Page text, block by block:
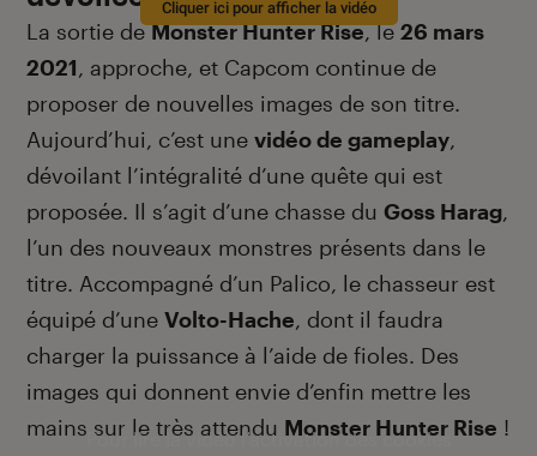
Cliquer ici pour afficher la vidéo
La sortie deMonster Hunter Rise, le26 mars
2021, approche, et Capcom continue de
proposer de nouvelles images de son titre.
Aujourd’hui, c’est une vidéo de gameplay,
dévoilant l’intégralité d’une quête qui est
proposée. Il s’agit d’une chasse du Goss Harag,
l’un des nouveaux monstres présents dans le
titre. Accompagné d’un Palico, le chasseur est
équipé d’une Volto-Hache, dont il faudra
charger la puissance à l’aide de fioles. Des
images qui donnent envie d’enfin mettre les
mains sur le très attendu Monster Hunter Rise !
Pour lire la vidéo l’activation des cookies